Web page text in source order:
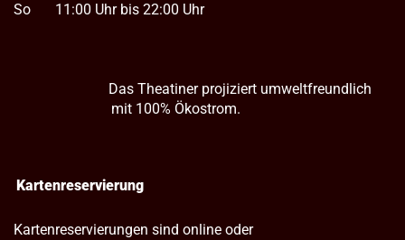
So
11:00 Uhr bis 22:00 Uhr
Das Theatiner projiziert umweltfreundlich
mit 100% Ökostrom.
Kartenreservierung
Kartenreservierungen sind online oder